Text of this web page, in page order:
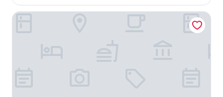
Appart'city Classic Lyon Part Dieu Garibaldi